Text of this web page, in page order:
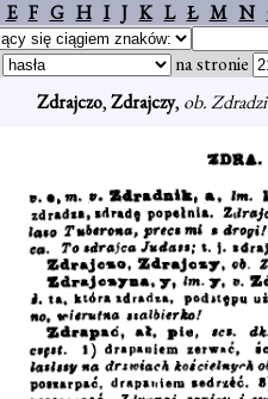
E F G H I J K L Ł M N
na stronie
Zdrajczo,Zdrajczy, ob.